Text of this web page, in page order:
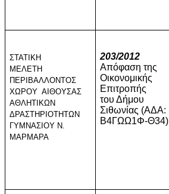
ΣΤΑΤΙΚΗ
ΜΕΛΕΤΗ
ΠΕΡΙΒΑΛΛΟΝΤΟΣ
ΧΩΡΟΥ ΑΙΘΟΥΣΑΣ
ΑΘΛΗΤΙΚΩΝ
ΔΡΑΣΤΗΡΙΟΤΗΤΩΝ
ΓΥΜΝΑΣΙΟΥ Ν.
ΜΑΡΜΑΡΑ
203/2012
Απόφαση της
Οικονομικής
Επιτροπής
του Δήμου
Σιθωνίας (ΑΔΑ:
Β4ΓΩΩ1Φ-Θ34)